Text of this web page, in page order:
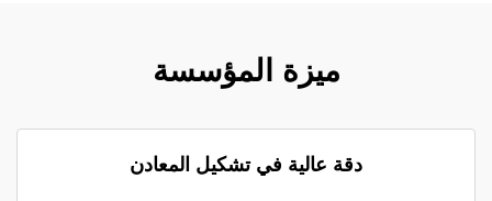
ميزة المؤسسة
دقة عالية في تشكيل المعادن